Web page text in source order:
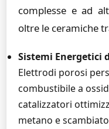
complesse e ad
oltre le ceramiche
Sistemi Energetici
Elettrodi porosi
combustibile a
catalizzatori
metano e